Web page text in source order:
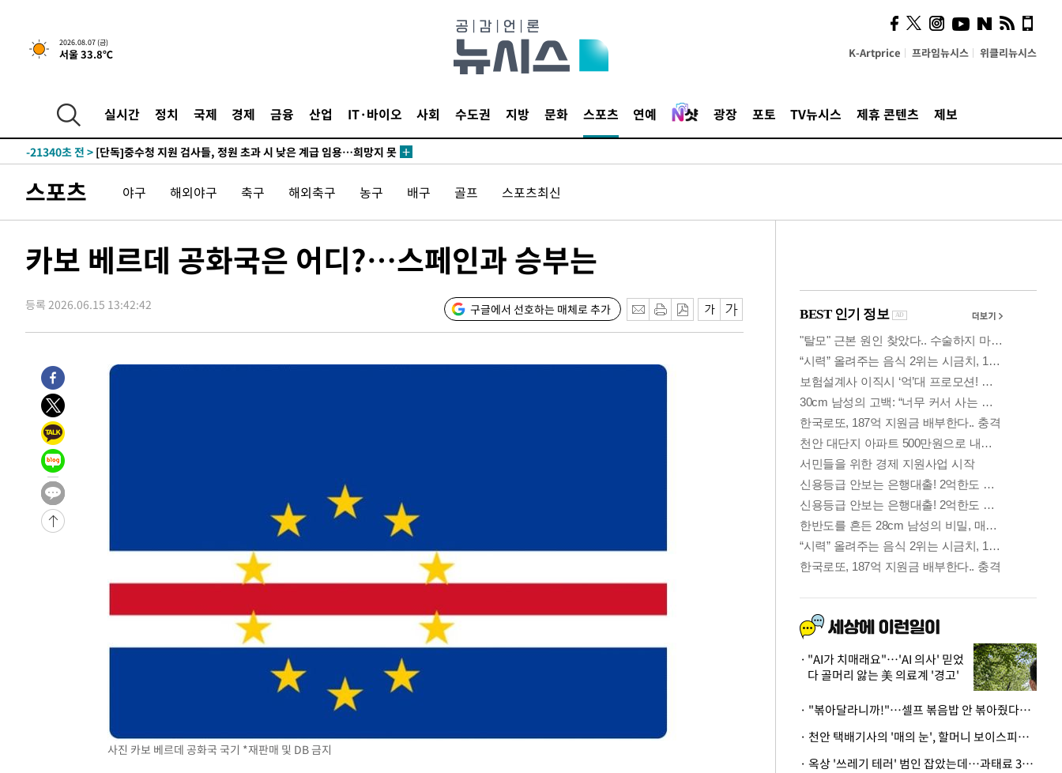
2026.08.07 (금)
서울 33.8℃ K-Artprice 프라임뉴시스 위클리뉴시스
실시간 정치 국제 경제 금융 산업 IT·바이오 사회 수도권 지방 문화 스포츠 연예 광장 포토 TV뉴시스 제휴 콘텐츠 제보
48분 전 >[속보]'채상병 순직 책임' 임성근, 항소심도 징역 3년
-30760초 전 >[속보]이 대통령 "부동산 공급 기존 사고방식 매달리지 말고 과감히
운드는 임시"
-21413초 전 >
"낮 기온 소폭 하락"…수도권 폭염중대경보, 폭염경보로 하향
-21377초 전 >
선포
-21340초 전 > [단독]중수청 지원 검사들, 정원 초과 시 낮은 계급 임용…희망지 못
-17617초 전 >
SK하이닉스, 용인·청주 팹에 54조 투자…"AI 메모리 수요 선제 대
-14473초 전 >여자배구 이재영·이다영 자매, 아제르바이잔 투란VC 입단
-13460초 전 > [속보]코스닥, 2.86포인트(0.36%) 내린 798.81마감
-13393초 전 >[속보]원·달러 환율, 7.7원 내린 1416.1원 마감
-13282초 전 >[속보] 노원서 40.1도 관측…서울, 2018년 이후 첫 40도
-9245초 전 >
외신들도 주목한 韓축구 파문…"국민적 공분에 수사 재개"
-9216초 전 >
-8238초 전 >
태 후임
-4596초 전 >
1분 전 >[속보] 7월 중국 수출 23.9%↑ 수입 27.5%↑…무역총액 25.3%↑
48분 전 >
-30760초 전 >
[속보]이 대통령 "부동산 공급 기존 사고방식 매달리지 말고 과감히
실천"
-29845초 전 >
이란, "오만과 '중앙 단일 루트' 합의…북쪽 인바운드·남쪽 아웃바
"낮 기온 소폭 하락"…수도권 폭염중대경보, 폭염경보로 하향
[속보]이 대통령, '호우피해' 안동·의성 관할 4개 면 특별재난지역
[단독]중수청 지원 검사들, 정원 초과 시 낮은 계급 임용…희망지 못
낮 최고 37도 찜통더위…곳곳 소나기·강원 많은 비[내일날씨]
SK하이닉스, 용인·청주 팹에 54조 투자…"AI 메모리 수요 선제 대
여자배구 이재영·이다영 자매, 아제르바이잔 투란VC 입단
외국인 심판 성 접대 7경기 들여다보니…한국 축구 '5승 2무'
[속보]코스닥, 2.86포인트(0.36%) 내린 798.81마감
[속보]코스피, 6200선 약보합…0.60% 내린 6258.77에 마쳐
[속보]원·달러 환율, 7.7원 내린 1416.1원 마감
스포츠 야구 해외야구 축구 해외축구 농구 배구 골프 스포츠최신
카보 베르데 공화국은 어디?…스페인과 승부는
등록 2026.06.15 13:42:42 구글에서 선호하는 매체로 추가
사진 카보 베르데 공화국 국기 *재판매 및 DB 금지
시, 스마트폰 액세서리에
NFC 더했다
"AI가 치매래요"…'AI 의사' 믿었
다 골머리 앓는 美 의료계 '경고'
· "볶아달라니까!"…셀프 볶음밥 안 볶아줬다고 사장 폭행한 손님
· 천안 택배기사의 '매의 눈', 할머니 보이스피싱 피해 막아
· 옥상 '쓰레기 테러' 범인 잡았는데…과태료 3만원 처분에 숙박업주 허탈